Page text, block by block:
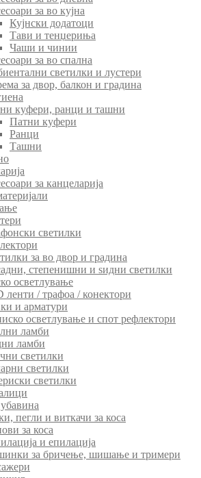
за во кујна
Кујнски додатоци
Тави и тенџериња
Чаши и чинии
за во спална
светилки и лустери
за двор, балкон и градина
куфери, ранци и ташни
Патни куфери
Ранци
Ташни
за канцеларија
светилки
за во двор и градина
степенишни и ѕидни светилки
осветлување
ленти / трафоа / конектори
и арматури
осветлување и спот рефлектори
ламби
ламби
светилки
светилки
светилки
пегли и виткачи за коса
за коса
и епилација
за бричење, шишање и тримери